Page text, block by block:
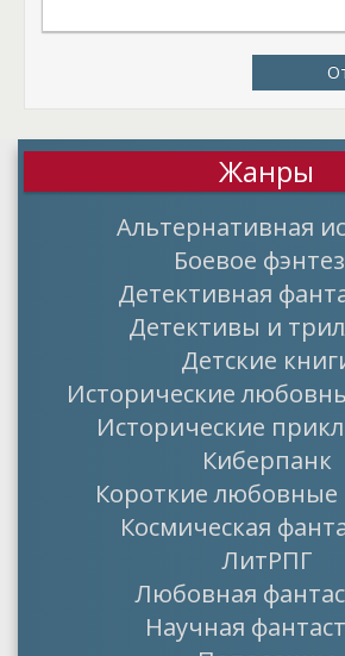
Жанры
Альтернативная
Боевое
Детективная
Детективы и
Детские
Исторические
Исторические
Киберпанк
Короткие
Космическая
ЛитРПГ
Любовная
Научная